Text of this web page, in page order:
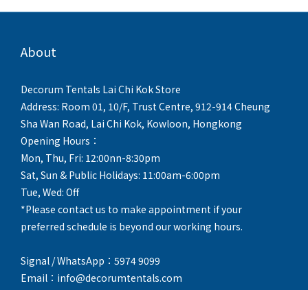
About
Decorum Tentals Lai Chi Kok Store
Address: Room 01, 10/F, Trust Centre, 912-914 Cheung
Sha Wan Road, Lai Chi Kok, Kowloon, Hongkong
Opening Hours：
Mon, Thu, Fri: 12:00nn-8:30pm
Sat, Sun & Public Holidays: 11:00am-6:00pm
Tue, Wed: Off
*Please contact us to make appointment if your
preferred schedule is beyond our working hours.
Signal / WhatsApp：5974 9099
Email：info@decorumtentals.com